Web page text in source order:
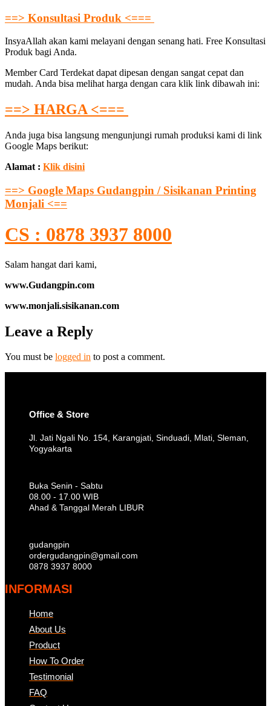
==> Konsultasi Produk <===
InsyaAllah akan kami melayani dengan senang hati. Free Konsultasi
Produk bagi Anda.
Member Card Terdekat dapat dipesan dengan sangat cepat dan
mudah. Anda bisa melihat harga dengan cara klik link dibawah ini:
==> HARGA <===
Anda juga bisa langsung mengunjungi rumah produksi kami di link
Google Maps berikut:
Alamat : Klik disini
==> Google Maps Gudangpin / Sisikanan Printing
Monjali <==
CS : 0878 3937 8000
Salam hangat dari kami,
www.Gudangpin.com
www.monjali.sisikanan.com
Leave a Reply
You must be logged in to post a comment.
Office & Store
Jl. Jati Ngali No. 154, Karangjati, Sinduadi, Mlati, Sleman,
Yogyakarta
Buka Senin - Sabtu
08.00 - 17.00 WIB
Ahad & Tanggal Merah LIBUR
gudangpin
ordergudangpin@gmail.com
0878 3937 8000
INFORMASI
Home
About Us
Product
How To Order
Testimonial
FAQ